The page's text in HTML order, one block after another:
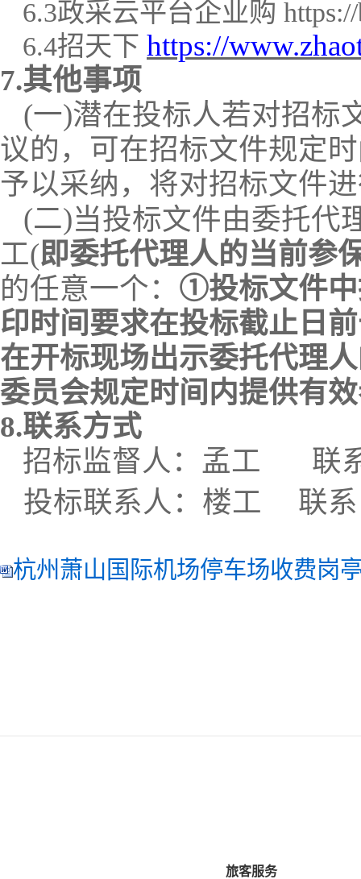
6.3政采云平台企业购
6.4招天下 https://
7.其他事项
(一)潜在投标人若对招标
议的，可在招标文件规定
予以采纳，将对招标文件
(二)当投标文件由委托代
工(即委托代理人的当前参
的任意一个： ①投标文件中
印时间要求在投标截止日
在开标现场出示委托代理
委员会规定时间内提供有
8.联系方式
招标监督人：孟工
联
投标联系人：楼工
联
杭州萧山国际机场停车场收费岗
旅客服务